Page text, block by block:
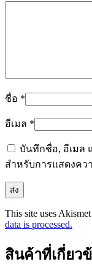
ชื่อ *
อีเมล *
บันทึกชื่อ, อีเมล
สำหรับการแสดงคว
This site uses
data is processed.
สินค้าที่เกี่ยว